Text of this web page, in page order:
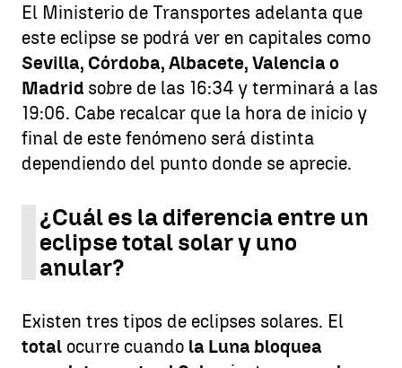
El Ministerio de Transportes adelanta que
este eclipse se podrá ver en capitales como
Sevilla, Córdoba, Albacete, Valencia o
Madrid sobre de las 16:34 y terminará a las
19:06. Cabe recalcar que la hora de inicio y
final de este fenómeno será distinta
dependiendo del punto donde se aprecie.
¿Cuál es la diferencia entre un
eclipse total solar y uno
anular?
Existen tres tipos de eclipses solares. El
total ocurre cuando la Luna bloquea